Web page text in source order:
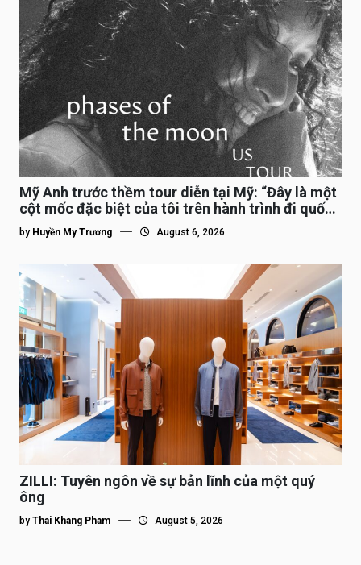
Mỹ Anh trước thềm tour diễn tại Mỹ: “Đây là một
cột mốc đặc biệt của tôi trên hành trình đi quốc
tế”
by Huyền My Trương August 6, 2026
ZILLI: Tuyên ngôn về sự bản lĩnh của một quý
ông
by Thai Khang Pham August 5, 2026